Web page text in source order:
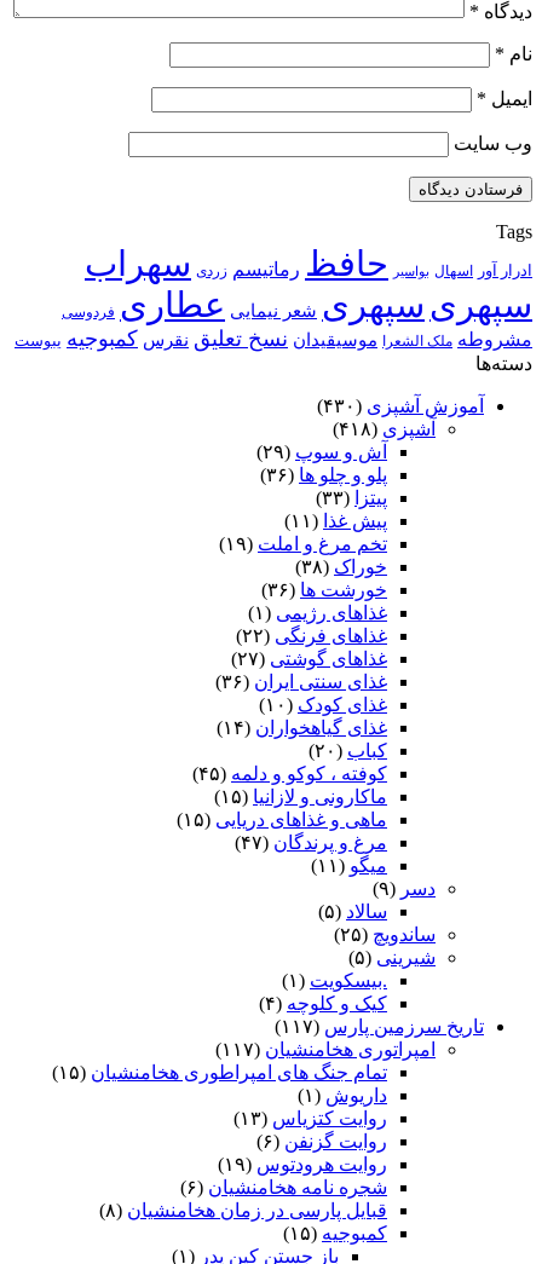
دیدگاه *
نام *
ایمیل *
وب‌ سایت
Tags
ادرار آور اسهال بواسیر حافظ رماتیسم زردی سهراب
سپهری سپهری شعر نیمایی عطاری فردوسی
مشروطه ملک الشعرا موسیقیدان نسخ تعلیق نقرس کمبوجیه یبوست
دسته‌ها
آموزش آشپزی (۴۳۰)
آشپزی (۴۱۸)
آش و سوپ (۲۹)
پلو و چلو ها (۳۶)
پیتزا
(۳۳)
پیش غذا (۱۱)
تخم مرغ و املت (۱۹)
خوراک (۳۸)
خورشت ها (۳۶)
غذاهای رژیمی (۱)
غذاهای فرنگی (۲۲)
غذاهای گوشتی (۲۷)
غذای سنتی ایران (۳۶)
غذای کودک (۱۰)
غذای گیاهخواران (۱۴)
کباب (۲۰)
کوفته ، کوکو و دلمه (۴۵)
ماکارونی و لازانیا (۱۵)
ماهی و غذاهای دریایی (۱۵)
مرغ و پرندگان (۴۷)
میگو (۱۱)
دسر (۹)
سالاد (۵)
ساندویچ (۲۵)
شیرینی (۵)
.بیسکویت (۱)
کیک و کلوچه (۴)
تاریخ سرزمین پارس (۱۱۷)
امپراتوری هخامنشیان (۱۱۷)
تمام جنگ های امپراطوری هخامنشیان (۱۵)
داریوش (۱)
روایت کتزیاس (۱۳)
روایت گزنفن (۶)
روایت هرودتوس (۱۹)
شجره نامه هخامنشیان (۶)
قبایل پارسی در زمان هخامنشیان (۸)
کمبوجیه (۱۵)
باز جستن کین پدر (۱)